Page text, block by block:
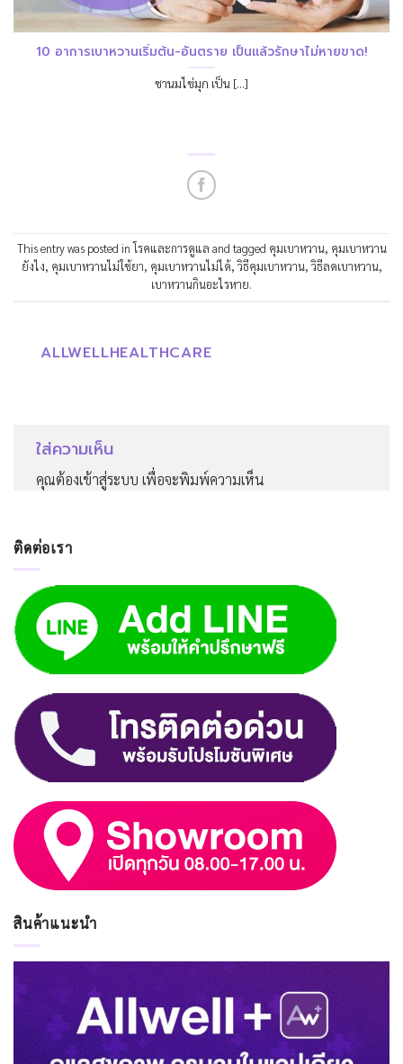
10 อาการเบาหวานเริ่มต้น-อันตราย เป็นแล้วรักษาไม่หายขาด!
ชานมไข่มุก เป็น [...]
This entry was posted inโรคและการดูแล and tagged คุมเบาหวาน, คุมเบาหวาน
ยังไง, คุมเบาหวานไม่ใช้ยา, คุมเบาหวานไม่ได้,วิธีคุมเบาหวาน,วิธีลดเบาหวาน,
เบาหวานกินอะไรหาย.
ALLWELLHEALTHCARE
ใส่ความเห็น
คุณต้องเข้าสู่ระบบ เพื่อจะพิมพ์ความเห็น
ติดต่อเรา
สินค้าแนะนำ